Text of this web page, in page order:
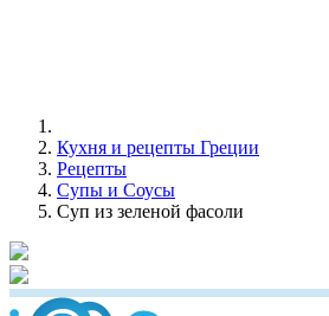
Кухня и рецепты Греции
Рецепты
Супы и Соусы
Суп из зеленой фасоли